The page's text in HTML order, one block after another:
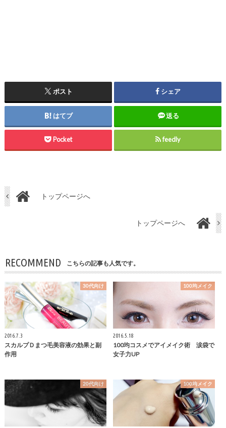
ポスト シェア
はてブ 送る
Pocket feedly
トップページへ
トップページへ
RECOMMEND こちらの記事も人気です。
30代向け
2016.7.3
スカルプＤまつ毛美容液の効果と副
作用
100均メイク
2016.5.18
100均コスメでアイメイク術 涙袋で
女子力UP
20代向け 100均メイク